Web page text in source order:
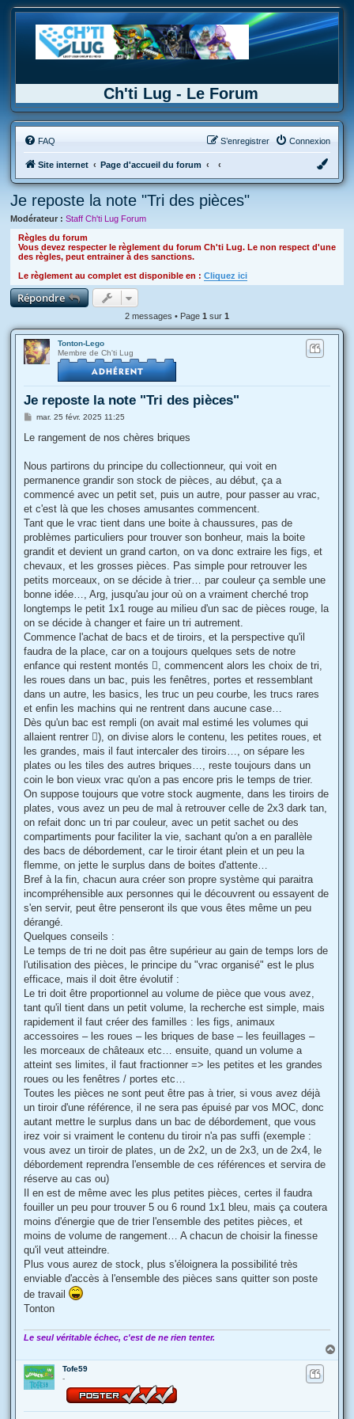
Ch'ti Lug - Le Forum
FAQ Connexion
S’enregistrer
Site internet Page d'accueil du forum
Je reposte la note "Tri des pièces"
Modérateur : Staff Ch'ti Lug Forum
Règles du forum
Vous devez respecter le règlement du forum Ch'ti Lug. Le non respect d'une
des règles, peut entrainer à des sanctions.
Le règlement au complet est disponible en : Cliquez ici
Répondre
2 messages • Page 1 sur 1
Tonton-Lego
Membre de Ch'ti Lug
Je reposte la note "Tri des pièces"
M
s
g
mar. 25 févr. 2025 11:25
Le rangement de nos chères briques
Nous partirons du principe du collectionneur, qui voit en
permanence grandir son stock de pièces, au début, ça a
commencé avec un petit set, puis un autre, pour passer au vrac,
et c'est là que les choses amusantes commencent.
Tant que le vrac tient dans une boite à chaussures, pas de
problèmes particuliers pour trouver son bonheur, mais la boite
grandit et devient un grand carton, on va donc extraire les figs, et
chevaux, et les grosses pièces. Pas simple pour retrouver les
petits morceaux, on se décide à trier… par couleur ça semble une
bonne idée…, Arg, jusqu'au jour où on a vraiment cherché trop
longtemps le petit 1x1 rouge au milieu d'un sac de pièces rouge, la
on se décide à changer et faire un tri autrement.
Commence l'achat de bacs et de tiroirs, et la perspective qu'il
faudra de la place, car on a toujours quelques sets de notre
enfance qui restent montés , commencent alors les choix de tri,
les roues dans un bac, puis les fenêtres, portes et ressemblant
dans un autre, les basics, les truc un peu courbe, les trucs rares
et enfin les machins qui ne rentrent dans aucune case…
Dès qu'un bac est rempli (on avait mal estimé les volumes qui
allaient rentrer ), on divise alors le contenu, les petites roues, et
les grandes, mais il faut intercaler des tiroirs…, on sépare les
plates ou les tiles des autres briques…, reste toujours dans un
coin le bon vieux vrac qu'on a pas encore pris le temps de trier.
On suppose toujours que votre stock augmente, dans les tiroirs de
plates, vous avez un peu de mal à retrouver celle de 2x3 dark tan,
on refait donc un tri par couleur, avec un petit sachet ou des
compartiments pour faciliter la vie, sachant qu'on a en parallèle
des bacs de débordement, car le tiroir étant plein et un peu la
flemme, on jette le surplus dans de boites d'attente…
Bref à la fin, chacun aura créer son propre système qui paraitra
incompréhensible aux personnes qui le découvrent ou essayent de
s'en servir, peut être penseront ils que vous êtes même un peu
dérangé.
Quelques conseils :
Le temps de tri ne doit pas être supérieur au gain de temps lors de
l'utilisation des pièces, le principe du "vrac organisé" est le plus
efficace, mais il doit être évolutif :
Le tri doit être proportionnel au volume de pièce que vous avez,
tant qu'il tient dans un petit volume, la recherche est simple, mais
rapidement il faut créer des familles : les figs, animaux
accessoires – les roues – les briques de base – les feuillages –
les morceaux de châteaux etc… ensuite, quand un volume a
atteint ses limites, il faut fractionner => les petites et les grandes
roues ou les fenêtres / portes etc…
Toutes les pièces ne sont peut être pas à trier, si vous avez déjà
un tiroir d'une référence, il ne sera pas épuisé par vos MOC, donc
autant mettre le surplus dans un bac de débordement, que vous
irez voir si vraiment le contenu du tiroir n'a pas suffi (exemple :
vous avez un tiroir de plates, un de 2x2, un de 2x3, un de 2x4, le
débordement reprendra l'ensemble de ces références et servira de
réserve au cas ou)
Il en est de même avec les plus petites pièces, certes il faudra
fouiller un peu pour trouver 5 ou 6 round 1x1 bleu, mais ça coutera
moins d'énergie que de trier l'ensemble des petites pièces, et
moins de volume de rangement… A chacun de choisir la finesse
qu'il veut atteindre.
Plus vous aurez de stock, plus s'éloignera la possibilité très
enviable d'accès à l'ensemble des pièces sans quitter son poste
de travail
Tonton
Le seul véritable échec, c'est de ne rien tenter.
a
Tofe59
-